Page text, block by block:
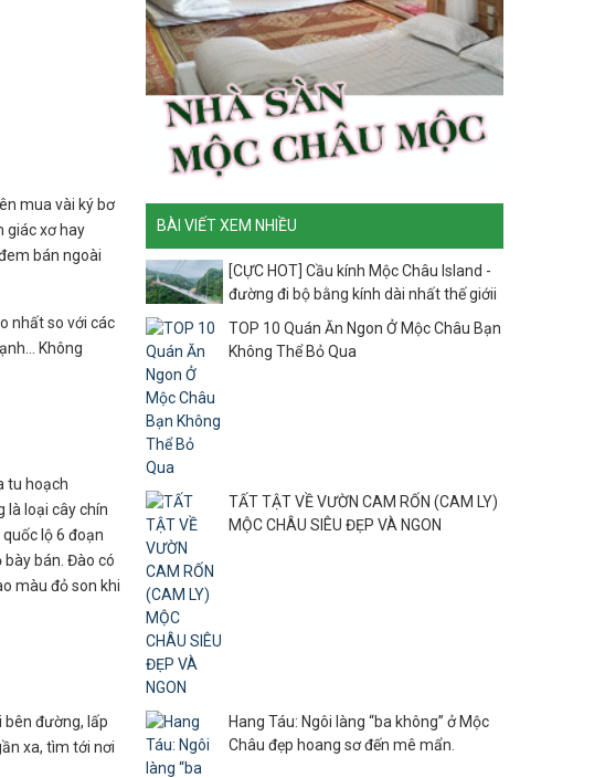
mua vài ký bơ
giác xơ hay
bán ngoài
nhất so với các
Không
tu hoạch
là loại cây chín
lộ 6 đoạn
bày bán. Đào có
màu đỏ son khi
đường, lấp
xa, tìm tới nơi
BÀI VIẾT XEM NHIỀU
[CỰC HOT] Cầu kính Mộc Châu Island -
đường đi bộ bằng kính dài nhất thế giớii
TOP 10 Quán Ăn Ngon Ở Mộc Châu Bạn
Không Thể Bỏ Qua
TẤT TẬT VỀ VƯỜN CAM RỐN (CAM LY)
MỘC CHÂU SIÊU ĐẸP VÀ NGON
Hang Táu: Ngôi làng “ba không” ở Mộc
Châu đẹp hoang sơ đến mê mẩn.